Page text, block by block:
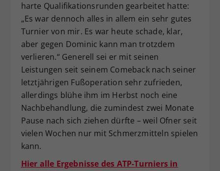
harte Qualifikationsrunden gearbeitet hatte:
„Es war dennoch alles in allem ein sehr gutes
Turnier von mir. Es war heute schade, klar,
aber gegen Dominic kann man trotzdem
verlieren.“ Generell sei er mit seinen
Leistungen seit seinem Comeback nach seiner
letztjährigen Fußoperation sehr zufrieden,
allerdings blühe ihm im Herbst noch eine
Nachbehandlung, die zumindest zwei Monate
Pause nach sich ziehen dürfte – weil Ofner seit
vielen Wochen nur mit Schmerzmitteln spielen
kann.
Hier alle Ergebnisse des ATP-Turniers in